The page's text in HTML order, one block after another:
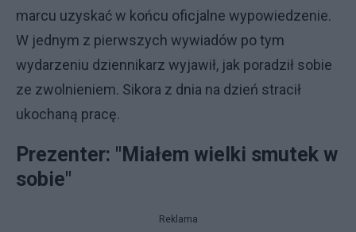
marcu uzyskać w końcu oficjalne wypowiedzenie.
W jednym z pierwszych wywiadów po tym
wydarzeniu dziennikarz wyjawił, jak poradził sobie
ze zwolnieniem. Sikora z dnia na dzień stracił
ukochaną pracę.
Prezenter: "Miałem wielki smutek w
sobie"
Reklama